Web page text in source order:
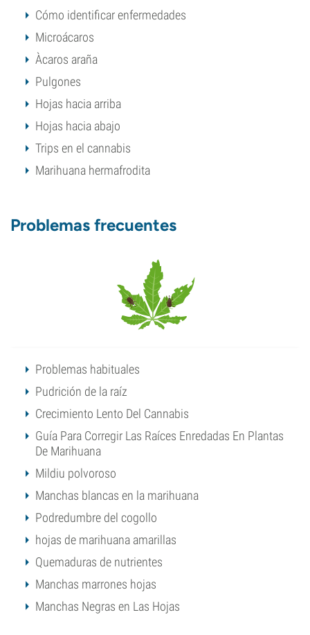
Cómo identificar enfermedades
Microácaros
Àcaros araña
Pulgones
Hojas hacia arriba
Hojas hacia abajo
Trips en el cannabis
Marihuana hermafrodita
Problemas frecuentes
Problemas habituales
Pudrición de la raíz
Crecimiento Lento Del Cannabis
Guía Para Corregir Las Raíces Enredadas En Plantas
De Marihuana
Mildiu polvoroso
Manchas blancas en la marihuana
Podredumbre del cogollo
hojas de marihuana amarillas
Quemaduras de nutrientes
Manchas marrones hojas
Manchas Negras en Las Hojas